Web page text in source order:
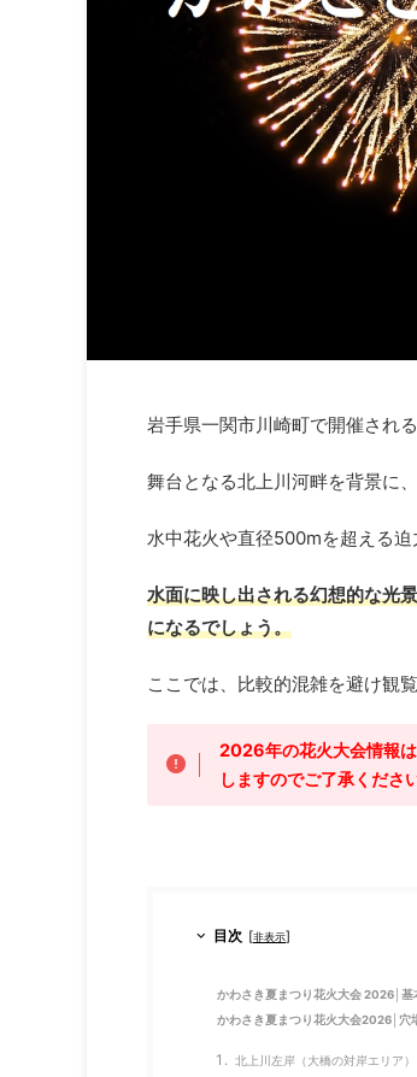
岩手県一関市川崎町で開催される
舞台となる北上川河畔を背景に
水中花火や直径500mを超える迫
水面に映し出される幻想的な光
になるでしょう。
ここでは、比較的混雑を避け観
2026年の花火大会情報
しますのでご了承ください
目次 [非表示]
かわさき夏まつり花火大会 2026│基
かわさき夏まつり花火大会2026│穴
北上川左岸（大橋の対岸エリア）